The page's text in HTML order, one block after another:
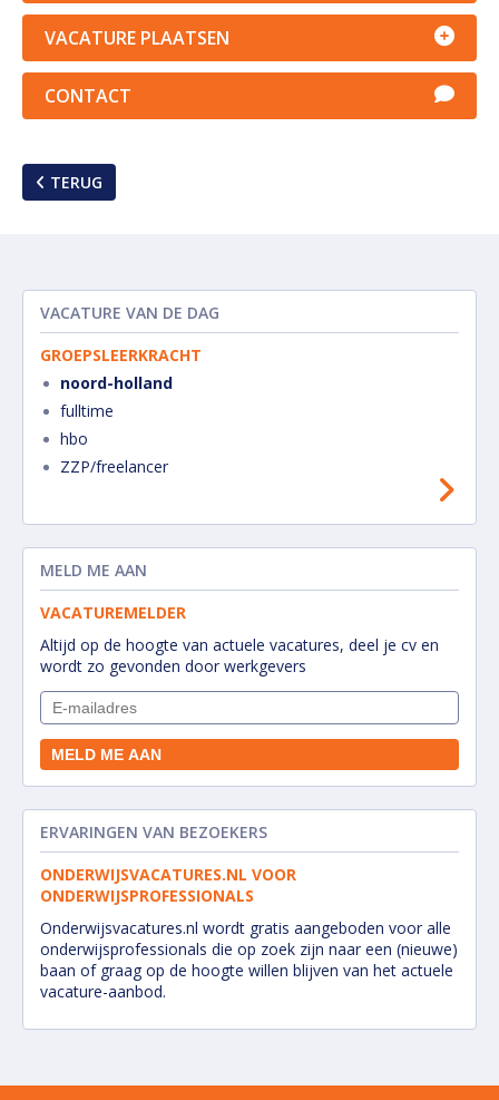
VACATURE PLAATSEN
CONTACT
TERUG
VACATURE VAN DE DAG
GROEPSLEERKRACHT
noord-holland
fulltime
hbo
ZZP/freelancer
MELD ME AAN
VACATUREMELDER
Altijd op de hoogte van actuele vacatures, deel je cv en
wordt zo gevonden door werkgevers
ERVARINGEN VAN BEZOEKERS
ONDERWIJSVACATURES.NL VOOR
ONDERWIJSPROFESSIONALS
Onderwijsvacatures.nl wordt gratis aangeboden voor alle
onderwijsprofessionals die op zoek zijn naar een (nieuwe)
baan of graag op de hoogte willen blijven van het actuele
vacature-aanbod.